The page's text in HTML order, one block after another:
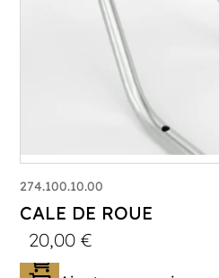
274.100.10.00
CALE DE ROUE
20,00€